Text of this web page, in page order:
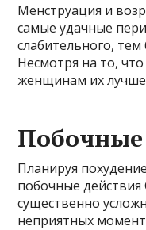
Менструация и
самые удачные
слабительного, тем
Несмотря на то,
женщинам их
Планируя
побочные
существенно
неприятных